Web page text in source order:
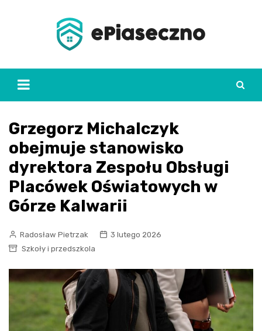
Grzegorz Michalczyk
obejmuje stanowisko
dyrektora Zespołu Obsługi
Placówek Oświatowych w
Górze Kalwarii
Radosław Pietrzak
3 lutego 2026
Szkoły i przedszkola